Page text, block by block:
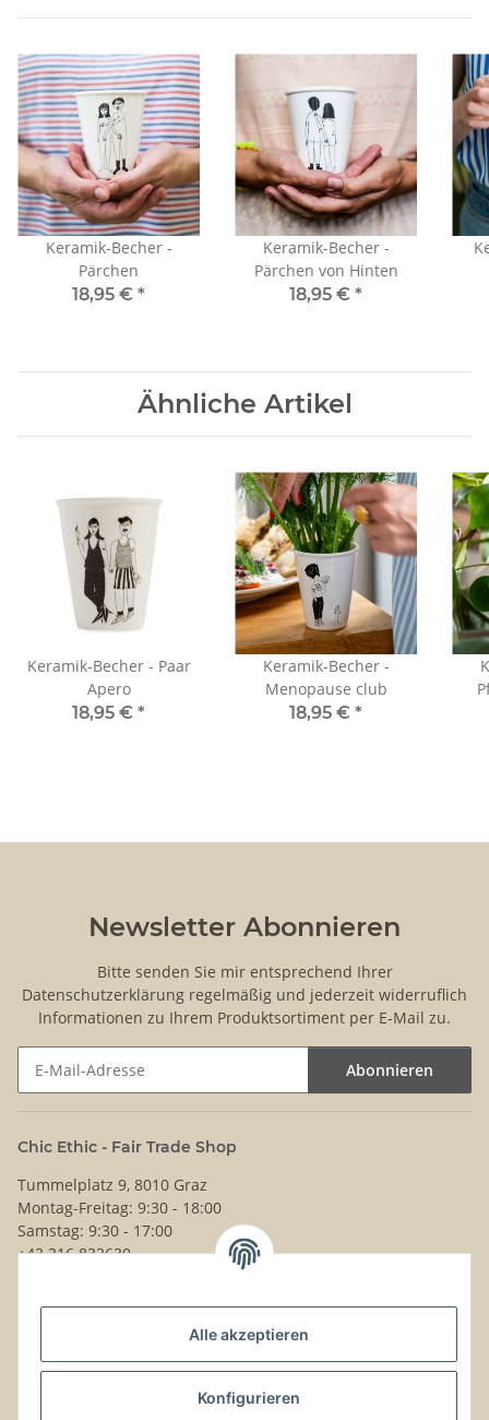
Alle akzeptieren
Konfigurieren
Keramik-Becher -
Pärchen
18,95 € *
Keramik-Becher -
Pärchen von Hinten
18,95 € *
Ähnliche Artikel
Keramik-Becher - Paar
Apero
18,95 € *
Keramik-Becher -
Menopause club
18,95 € *
Newsletter Abonnieren
Bitte senden Sie mir entsprechend Ihrer
Datenschutzerklärung regelmäßig und jederzeit widerruflich
Informationen zu Ihrem Produktsortiment per E-Mail zu.
Abonnieren
Chic Ethic - Fair Trade Shop
Tummelplatz 9, 8010 Graz
Montag-Freitag: 9:30 - 18:00
Samstag: 9:30 - 17:00
+43 316 832630